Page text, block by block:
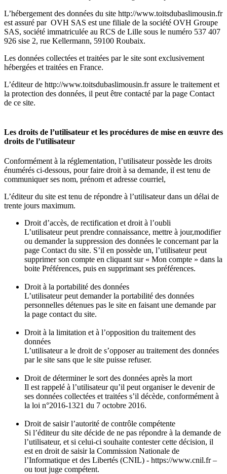
L’hébergement des données du site http://www.toitsdubaslimousin.fr
est assuré par OVH SAS est une filiale de la société OVH Groupe
SAS, société immatriculée au RCS de Lille sous le numéro 537 407
926 sise 2, rue Kellermann, 59100 Roubaix.
Les données collectées et traitées par le site sont exclusivement
hébergées et traitées en France.
L’éditeur de http://www.toitsdubaslimousin.fr assure le traitement et
la protection des données, il peut être contacté par la page Contact
de ce site.
Les droits de l’utilisateur et les procédures de mise en œuvre des
droits de l’utilisateur
Conformément à la réglementation, l’utilisateur possède les droits
énumérés ci-dessous, pour faire droit à sa demande, il est tenu de
communiquer ses nom, prénom et adresse courriel,
L’éditeur du site est tenu de répondre à l’utilisateur dans un délai de
trente jours maximum.
Droit d’accès, de rectification et droit à l’oubli
L’utilisateur peut prendre connaissance, mettre à jour,modifier
ou demander la suppression des données le concernant par la
page Contact du site. S’il en possède un, l’utilisateur peut
supprimer son compte en cliquant sur « Mon compte » dans la
boite Préférences, puis en supprimant ses préférences.
Droit à la portabilité des données
L’utilisateur peut demander la portabilité des données
personnelles détenues pas le site en faisant une demande par
la page contact du site.
Droit à la limitation et à l’opposition du traitement des
données
L’utilisateur a le droit de s’opposer au traitement des données
par le site sans que le site puisse refuser.
Droit de déterminer le sort des données après la mort
Il est rappelé à l’utilisateur qu’il peut organiser le devenir de
ses données collectées et traitées s’il décède, conformément à
la loi n°2016-1321 du 7 octobre 2016.
Droit de saisir l’autorité de contrôle compétente
Si l’éditeur du site décide de ne pas répondre à la demande de
l’utilisateur, et si celui-ci souhaite contester cette décision, il
est en droit de saisir la Commission Nationale de
l’Informatique et des Libertés (CNIL) - https://www.cnil.fr –
ou tout juge compétent.